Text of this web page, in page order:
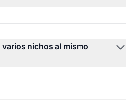
nichos al mismo